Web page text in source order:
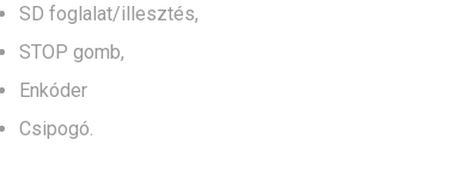
SD foglalat/illesztés,
STOP gomb,
Enkóder
Csipogó.